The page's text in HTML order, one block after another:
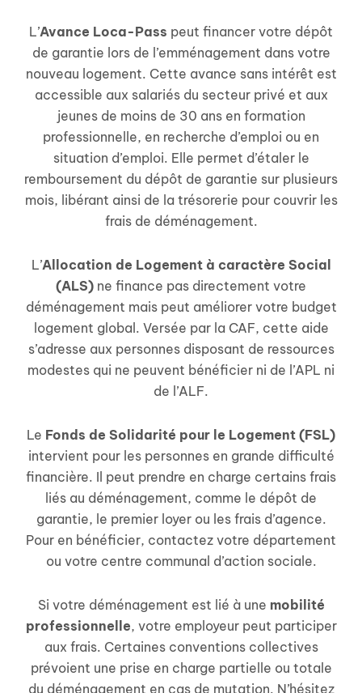
L’Avance Loca-Pass peut financer votre dépôt
de garantie lors de l’emménagement dans votre
nouveau logement. Cette avance sans intérêt est
accessible aux salariés du secteur privé et aux
jeunes de moins de 30 ans en formation
professionnelle, en recherche d’emploi ou en
situation d’emploi. Elle permet d’étaler le
remboursement du dépôt de garantie sur plusieurs
mois, libérant ainsi de la trésorerie pour couvrir les
frais de déménagement.
L’Allocation de Logement à caractère Social
(ALS) ne finance pas directement votre
déménagement mais peut améliorer votre budget
logement global. Versée par la CAF, cette aide
s’adresse aux personnes disposant de ressources
modestes qui ne peuvent bénéficier ni de l’APL ni
de l’ALF.
Le Fonds de Solidarité pour le Logement (FSL)
intervient pour les personnes en grande difficulté
financière. Il peut prendre en charge certains frais
liés au déménagement, comme le dépôt de
garantie, le premier loyer ou les frais d’agence.
Pour en bénéficier, contactez votre département
ou votre centre communal d’action sociale.
Si votre déménagement est lié à une mobilité
professionnelle, votre employeur peut participer
aux frais. Certaines conventions collectives
prévoient une prise en charge partielle ou totale
du déménagement en cas de mutation. N’hésitez